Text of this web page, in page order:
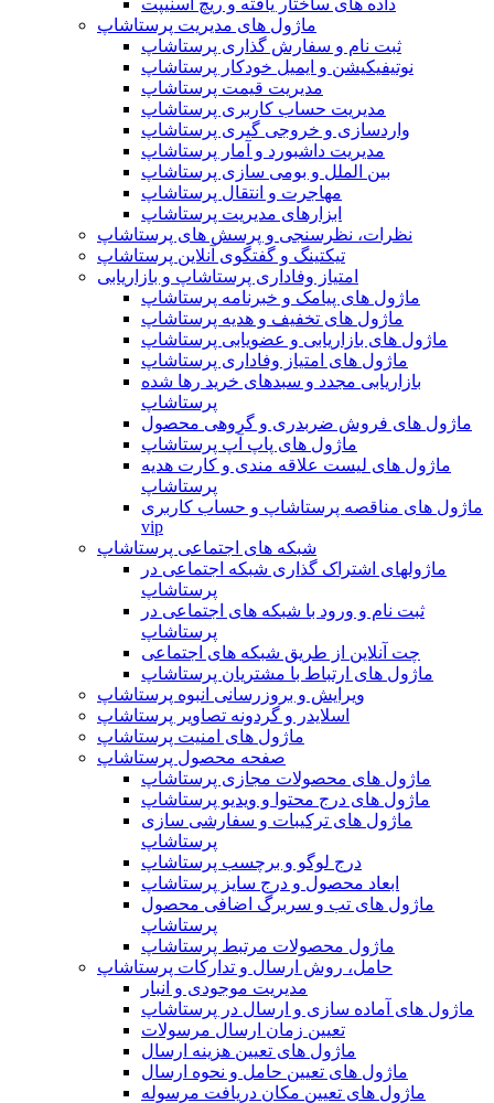
ماژول های مدیریت پرستاشاپ
ثبت نام و سفارش گذاری پرستاشاپ
نوتیفیکیشن و ایمیل خودکار پرستاشاپ
مدیریت قیمت پرستاشاپ
مدیریت حساب کاربری پرستاشاپ
واردسازی و خروجی گیری پرستاشاپ
مدیریت داشبورد و آمار پرستاشاپ
بین الملل و بومی سازی پرستاشاپ
مهاجرت و انتقال پرستاشاپ
ابزارهای مدیریت پرستاشاپ
نظرات، نظرسنجی و پرسش های پرستاشاپ
تیکتینگ و گفتگوی آنلاین پرستاشاپ
امتیاز وفاداری پرستاشاپ و بازاریابی
ماژول های پیامک و خبرنامه پرستاشاپ
ماژول های تخفیف و هدیه پرستاشاپ
ماژول های بازاریابی و عضویابی پرستاشاپ
ماژول های امتیاز وفاداری پرستاشاپ
بازاریابی مجدد و سبدهای خرید رها شده
پرستاشاپ
ماژول های فروش ضربدری و گروهی محصول
ماژول های پاپ آپ پرستاشاپ
ماژول های لیست علاقه مندی و کارت هدیه
پرستاشاپ
ماژول های مناقصه پرستاشاپ و حساب کاربری
vip
شبکه های اجتماعی پرستاشاپ
ماژولهای اشتراک‌ گذاری شبکه اجتماعی در
پرستاشاپ
ثبت نام و ورود با شبکه های اجتماعی در
پرستاشاپ
چت آنلاین از طریق شبکه های اجتماعی
ماژول های ارتباط با مشتریان پرستاشاپ
ویرایش و بروزرسانی انبوه پرستاشاپ
اسلایدر و گردونه تصاویر پرستاشاپ
ماژول های امنیت پرستاشاپ
صفحه محصول پرستاشاپ
ماژول های محصولات مجازی پرستاشاپ
ماژول های درج محتوا و ویدیو پرستاشاپ
ماژول های ترکیبات و سفارشی سازی
پرستاشاپ
درج لوگو و برچسب پرستاشاپ
ابعاد محصول و درج سایز پرستاشاپ
ماژول های تب و سربرگ اضافی محصول
پرستاشاپ
ماژول محصولات مرتبط پرستاشاپ
حامل، روش ارسال و تدارکات پرستاشاپ
مدیریت موجودی و انبار
ماژول های آماده سازی و ارسال در پرستاشاپ
تعیین زمان ارسال مرسولات
ماژول های تعیین هزینه ارسال
ماژول های تعیین حامل و نحوه ارسال
ماژول های تعیین مکان دریافت مرسوله